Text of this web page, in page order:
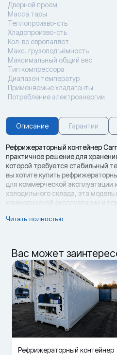
Дверной проём
Масса тары
Теплопроизво-сть
Хладопроизво-сть
Кол-во европаллет
Макс. грузоподъёмность
Максимальный общий вес
Тип компрессора
Диапазон температур
Применяемые хладагенты
Потребление электроэнергии
Описание Гарантии
Рефрижераторный контейнер
практичное решение для
которой требуется стабильный
вы хотите купить
для коммерческой
холодильного склада, эта
коммерческой эксплуатации и
выпуска, состояние - б/у. Его
мобильную холодильную
рефрижераторный блок для
За счет температурного
подходит под разные категории
замороженная и
температуры.
Carrier RRSU 668194-1 работает
поршневой компрессором.
200 - 4 400 ккал/ч, потребление
Читать полностью
Вас может
Рефрижераторный контейнер